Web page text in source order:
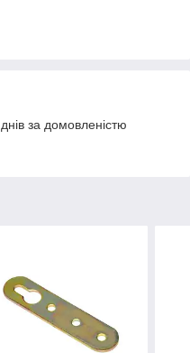
за домовленістю